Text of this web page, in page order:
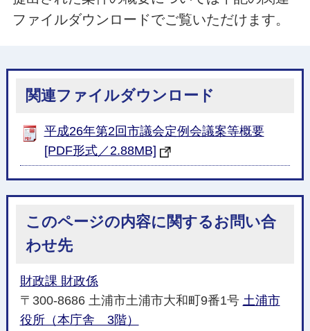
ファイルダウンロードでご覧いただけます。
関連ファイルダウンロード
平成26年第2回市議会定例会議案等概要
[PDF形式／2.88MB]
このページの内容に関するお問い合
わせ先
財政課 財政係
〒300-8686 土浦市土浦市大和町9番1号 土浦市
役所（本庁舎 3階）